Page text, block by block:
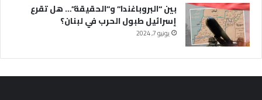
بين “البروباغندا” و”الحقيقة”… هل تقرع
إسرائيل طبول الحرب في لبنان؟
يونيو 7, 2024